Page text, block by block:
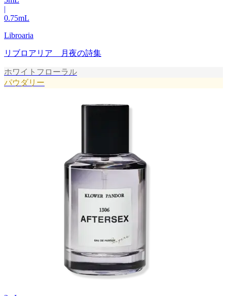
|
0.75mL
Libroaria
リブロアリア 月夜の詩集
ホワイトフローラル
パウダリー